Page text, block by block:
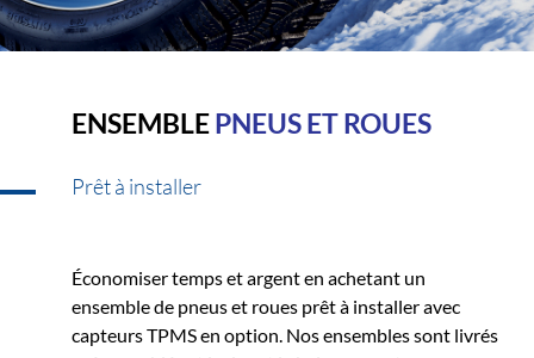
ENSEMBLEPNEUS ET ROUES
Prêt à installer
Économiser temps et argent en achetant un
ensemble de pneus et roues prêt à installer avec
capteurs TPMS en option. Nos ensembles sont livrés